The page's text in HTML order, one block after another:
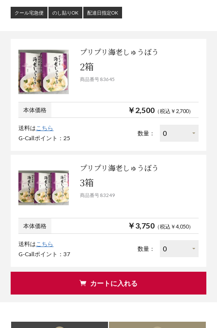
クール宅急便 のし貼りOK 配達日指定OK
プリプリ海老しゅうぼう
2箱
商品番号 83645
本体価格 ￥2,500（税込￥2,700）
送料はこちら
G-Callポイント：25
数量：
プリプリ海老しゅうぼう
3箱
商品番号 83249
本体価格 ￥3,750（税込￥4,050）
送料は こちら
G-Callポイント：37
数量：
カートに入れる